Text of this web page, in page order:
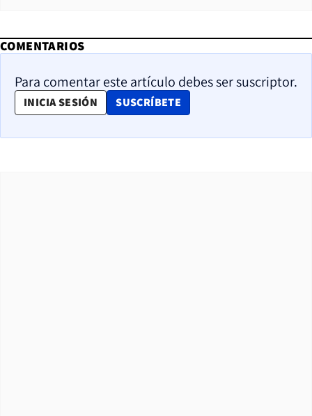
COMENTARIOS
Para comentar este artículo debes ser suscriptor.
INICIA SESIÓN SUSCRÍBETE
OPENS IN NEW WINDOW